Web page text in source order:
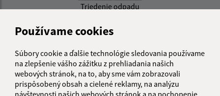
Používame cookies
Súbory cookie a ďalšie technológie sledovania používame
na zlepšenie vášho zážitku z prehliadania našich
webových stránok, na to, aby sme vám zobrazovali
prispôsobený obsah a cielené reklamy, na analýzu
návštevnosti našich webových stránok a na pochopenie
Triedenie odpadu
Aktualizované:
RSS
Správca obsahu: